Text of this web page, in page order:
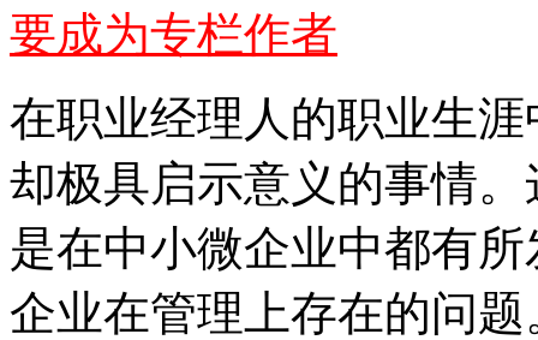
要成为专栏作者
在职业经理人的职业生
却极具启示意义的事情
是在中小微企业中都有
企业在管理上存在的问